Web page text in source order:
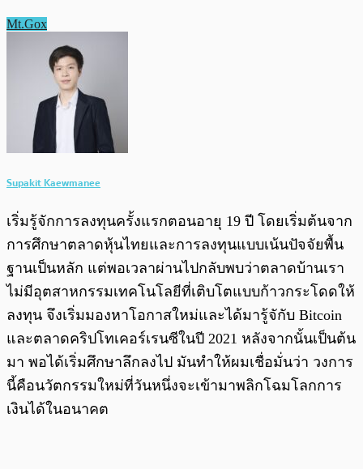
Mt.Gox
Supakit Kaewmanee
เริ่มรู้จักการลงทุนครั้งแรกตอนอายุ 19 ปี โดยเริ่มต้นจาก
การศึกษาตลาดหุ้นไทยและการลงทุนแบบเน้นปัจจัยพื้น
ฐานเป็นหลัก แต่พอเวลาผ่านไปกลับพบว่าตลาดบ้านเรา
ไม่มีอุตสาหกรรมเทคโนโลยีที่เติบโตแบบก้าวกระโดดให้
ลงทุน จึงเริ่มมองหาโอกาสใหม่และได้มารู้จักับ Bitcoin
และตลาดคริปโทเคอร์เรนซีในปี 2021 หลังจากนั้นเป็นต้น
มา พอได้เริ่มศึกษาลึกลงไป มันทำให้ผมเชื่อมั่นว่า วงการ
นี้คือนวัตกรรมใหม่ที่วันหนึ่งจะเข้ามาพลิกโฉมโลกการ
เงินได้ในอนาคต